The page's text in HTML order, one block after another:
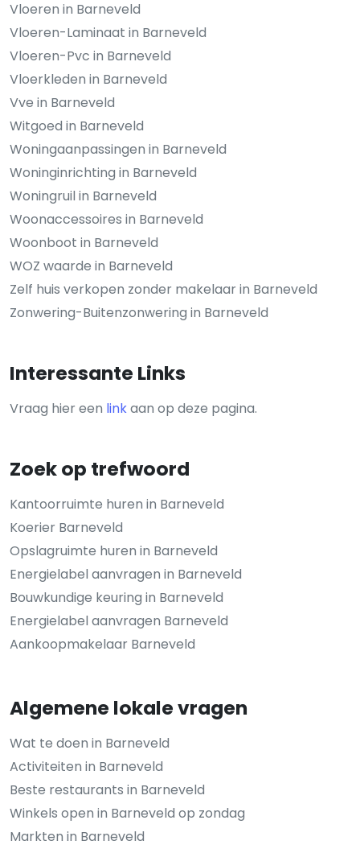
Vloeren in Barneveld
Vloeren-Laminaat in Barneveld
Vloeren-Pvc in Barneveld
Vloerkleden in Barneveld
Vve in Barneveld
Witgoed in Barneveld
Woningaanpassingen in Barneveld
Woninginrichting in Barneveld
Woningruil in Barneveld
Woonaccessoires in Barneveld
Woonboot in Barneveld
WOZ waarde in Barneveld
Zelf huis verkopen zonder makelaar in Barneveld
Zonwering-Buitenzonwering in Barneveld
Interessante Links
Vraag hier een linkaan op deze pagina.
Zoek op trefwoord
Kantoorruimte huren in Barneveld
Koerier Barneveld
Opslagruimte huren in Barneveld
Energielabel aanvragen in Barneveld
Bouwkundige keuring in Barneveld
Energielabel aanvragen Barneveld
Aankoopmakelaar Barneveld
Algemene lokale vragen
Wat te doen in Barneveld
Activiteiten in Barneveld
Beste restaurants in Barneveld
Winkels open in Barneveld op zondag
Markten in Barneveld